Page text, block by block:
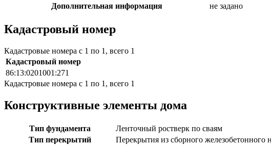
Дополнительная информация
не задано
Кадастровый номер
Кадастровые номера с 1 по 1, всего 1
Кадастровый номер
86:13:0201001:271
Кадастровые номера с 1 по 1, всего 1
Конструктивные элементы дома
Тип фундамента
Ленточный ростверк по сваям
Тип перекрытий
Перекрытия из сборного железобетонного